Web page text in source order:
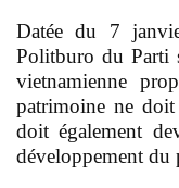
Datée du 7
Politburo du Parti
vietnamienne
patrimoine ne doit
doit également
développement du